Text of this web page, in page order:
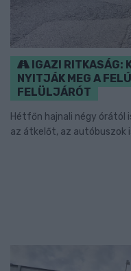
IGAZI RITKASÁG:
NYITJÁK MEG A
FELÜLJÁRÓT
Hétfőn hajnali négy órától
az átkelőt, az autóbuszok